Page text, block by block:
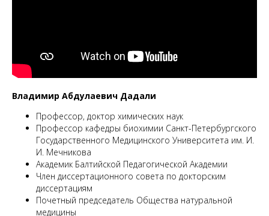
Владимир Абдулаевич Дадали
Профессор, доктор химических наук
Профессор кафедры биохимии Санкт-Петербургского
Государственного Медицинского Университета им. И.
И. Мечникова
Академик Балтийской Педагогической Академии
Член диссертационного совета по докторским
диссертациям
Почетный председатель Общества натуральной
медицины